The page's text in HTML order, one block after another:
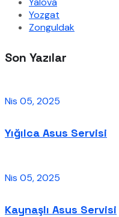
Yozgat
Zonguldak
Son Yazılar
Nis 05, 2025
Yığılca Asus Servisi
Nis 05, 2025
Kaynaşlı Asus Servisi